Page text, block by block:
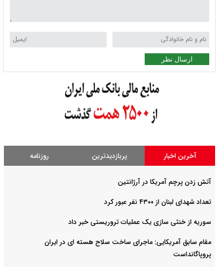
ارسال نظر
آخرین اخبار پربازدیدترین روزنامه
آتش زدن پرچم آمریکا در آرژانتین
تعداد شهدای لبنان از ۴۳۰۰ نفر عبور کرد
سوریه از خنثی سازی یک عملیات تروریستی خبر داد
مقام سابق آمریکایی: ماجرای ساخت سلاح هسته ای در ایران
پروپاگانداست